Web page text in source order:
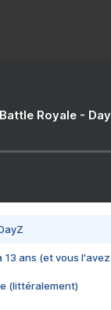
Royale -
13 ans (et vous
(littéralement)